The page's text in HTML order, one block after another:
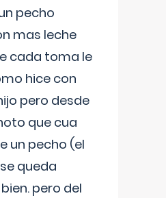
pecho
mas leche
cada toma le
hice con
pero desde
que cua
un pecho (el
queda
pero del